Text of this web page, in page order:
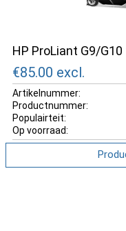
HP ProLiant G9/
€85.00 excl.
Artikelnummer:
Productnummer:
Populairteit:
Op voorraad: